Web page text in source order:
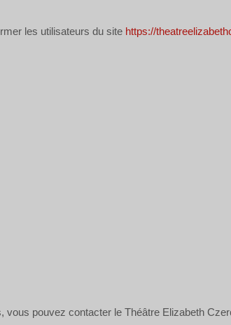
les utilisateurs du site https://
pouvez contacter le Théâtre Elizabeth